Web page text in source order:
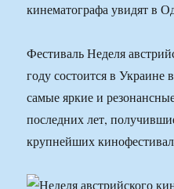
кинематографа увидят в
Фестиваль Неделя
году состоится в Украине
самые яркие и
последних лет,
крупнейших